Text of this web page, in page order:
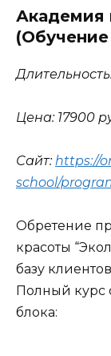
Академия
Цена: 17900
Сайт:https://
school/
Обретение
красоты
базу
Полный курс
блока: